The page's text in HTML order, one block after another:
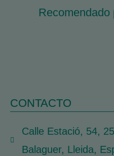
Recomendado
CONTACTO
Calle Estació, 54,
Balaguer, Lleida,